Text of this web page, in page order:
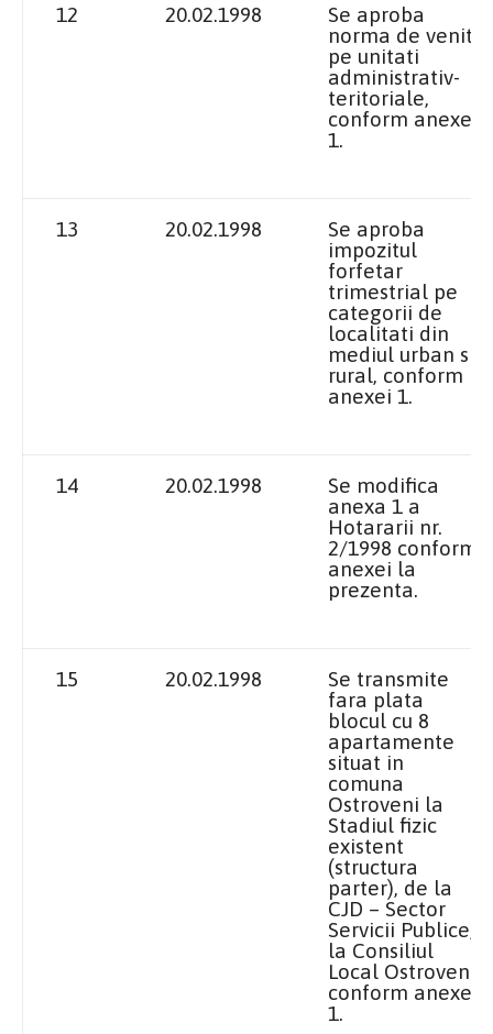
12 20.02.1998
Se aproba
norma de venit
pe unitati
administrativ-
teritoriale,
conform anexei
1.
13 20.02.1998
Se aproba
impozitul
forfetar
trimestrial pe
categorii de
localitati din
mediul urban si
rural, conform
anexei 1.
14 20.02.1998
Se modifica
anexa 1 a
Hotararii nr.
2/1998 conform
anexei la
prezenta.
15 20.02.1998
Se transmite
fara plata
blocul cu 8
apartamente
situat in
comuna
Ostroveni la
Stadiul fizic
existent
(structura
parter), de la
CJD – Sector
Servicii Publice,
la Consiliul
Local Ostroveni,
conform anexei
1.